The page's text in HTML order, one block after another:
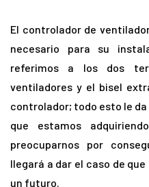
El controlador de
necesario para su
referimos a los dos
ventiladores y el bisel
controlador; todo esto le
que estamos
preocuparnos por
llegará a dar el caso de
un futuro.